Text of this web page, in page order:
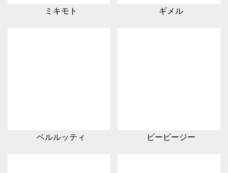
ミキモト ギメル
ベルルッティ ビービージー